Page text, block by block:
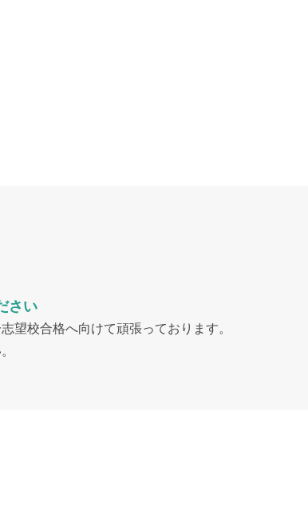
さい
望校合格へ向けて頑張っております。